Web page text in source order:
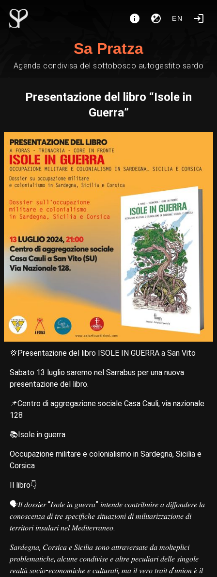
EN
Sa Pratza
Agenda condivisa del sottobosco autogestito sardo
Presentazione del libro “Isole in
Guerra”
💢Presentazione del libro ISOLE IN GUERRA a San Vito
Sabato 13 luglio saremo nel Sarrabus per una nuova
presentazione del libro.
📌Centro di aggregazione sociale Casa Cauli, via nazionale
128
📚Isole in guerra
Occupazione militare e colonialismo in Sardegna, Sicilia e
Corsica
Il libro👇
🗣️𝐼𝑙 𝑑𝑜𝑠𝑠𝑖𝑒𝑟 “𝐼𝑠𝑜𝑙𝑒 𝑖𝑛 𝑔𝑢𝑒𝑟𝑟𝑎” 𝑖𝑛𝑡𝑒𝑛𝑑𝑒 𝑐𝑜𝑛𝑡𝑟𝑖𝑏𝑢𝑖𝑟𝑒 𝑎 𝑑𝑖𝑓𝑓𝑜𝑛𝑑𝑒𝑟𝑒 𝑙𝑎
𝑐𝑜𝑛𝑜𝑠𝑐𝑒𝑛𝑧𝑎 𝑑𝑖 𝑡𝑟𝑒 𝑠𝑝𝑒𝑐𝑖𝑓𝑖𝑐ℎ𝑒 𝑠𝑖𝑡𝑢𝑎𝑧𝑖𝑜𝑛𝑖 𝑑𝑖 𝑚𝑖𝑙𝑖𝑡𝑎𝑟𝑖𝑧𝑧𝑎𝑧𝑖𝑜𝑛𝑒 𝑑𝑖
𝑡𝑒𝑟𝑟𝑖𝑡𝑜𝑟𝑖 𝑖𝑛𝑠𝑢𝑙𝑎𝑟𝑖 𝑛𝑒𝑙 𝑀𝑒𝑑𝑖𝑡𝑒𝑟𝑟𝑎𝑛𝑒𝑜.
𝑆𝑎𝑟𝑑𝑒𝑔𝑛𝑎, 𝐶𝑜𝑟𝑠𝑖𝑐𝑎 𝑒 𝑆𝑖𝑐𝑖𝑙𝑖𝑎 𝑠𝑜𝑛𝑜 𝑎𝑡𝑡𝑟𝑎𝑣𝑒𝑟𝑠𝑎𝑡𝑒 𝑑𝑎 𝑚𝑜𝑙𝑡𝑒𝑝𝑙𝑖𝑐𝑖
𝑝𝑟𝑜𝑏𝑙𝑒𝑚𝑎𝑡𝑖𝑐ℎ𝑒, 𝑎𝑙𝑐𝑢𝑛𝑒 𝑐𝑜𝑛𝑑𝑖𝑣𝑖𝑠𝑒 𝑒 𝑎𝑙𝑡𝑟𝑒 𝑝𝑒𝑐𝑢𝑙𝑖𝑎𝑟𝑖 𝑑𝑒𝑙𝑙𝑒 𝑠𝑖𝑛𝑔𝑜𝑙𝑒
𝑟𝑒𝑎𝑙𝑡𝑎̀ 𝑠𝑜𝑐𝑖𝑜-𝑒𝑐𝑜𝑛𝑜𝑚𝑖𝑐ℎ𝑒 𝑒 𝑐𝑢𝑙𝑡𝑢𝑟𝑎𝑙𝑖, 𝑚𝑎 𝑖𝑙 𝑣𝑒𝑟𝑜 𝑡𝑟𝑎𝑖𝑡 𝑑'𝑢𝑛𝑖𝑜𝑛 𝑒̀ 𝑖𝑙